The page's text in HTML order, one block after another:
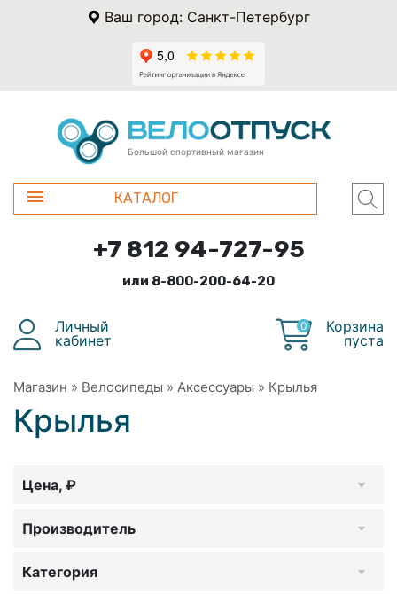
Ваш город: Санкт-Петербург
Большой спортивный магазин
КАТАЛОГ
+7 812 94-727-95
или 8-800-200-64-20
Личный
кабинет
0
Корзина
пуста
Магазин » Велосипеды » Аксессуары » Крылья
Крылья
Цена, ₽
Производитель
Категория